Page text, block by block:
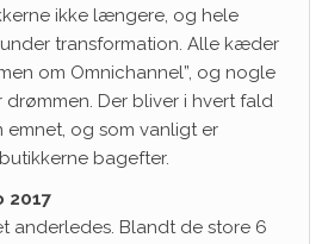
ikke længere, og hele
transformation. Alle kæder
om Omnichannel”, og nogle
Der bliver i hvert fald
og som vanligt er
bagefter.
2017
anderledes. Blandt de store 6